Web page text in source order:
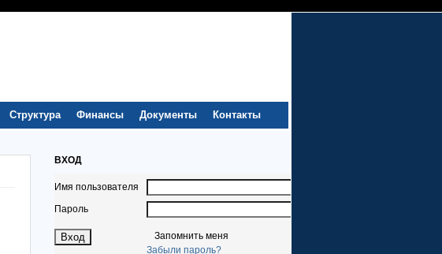
Структура Финансы Документы Контакты
ВХОД
Имя пользователя
Пароль
Запомнить меня
Забыли пароль?